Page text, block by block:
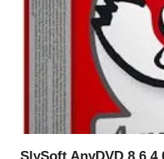
SlySoft AnyDVD